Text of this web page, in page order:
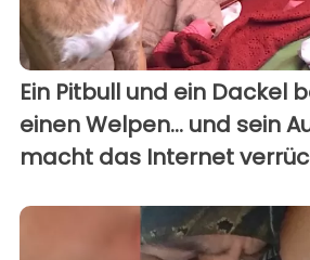
Ein Pitbull und ein Dackel
einen Welpen... und sein
macht das Internet